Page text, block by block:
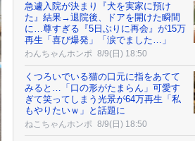
急遽入院が決まり『犬を実家に預け
た』結果→退院後、ドアを開けた瞬間
に…尊すぎる『5日ぶりに再会』が15万
再生「喜び爆発」「涙でました…」
わんちゃんホンポ 8/9(日) 18:50
くつろいでいる猫の口元に指をあてて
みると…「口の形がたまらん」可愛す
ぎて笑ってしまう光景が64万再生「私
もやりたいｗ」と話題に
ねこちゃんホンポ 8/9(日) 18:50